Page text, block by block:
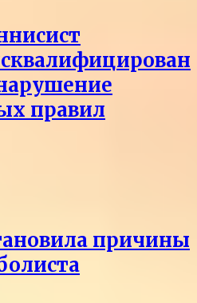
правил
причины